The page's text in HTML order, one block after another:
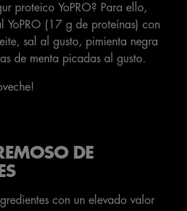
proteico YoPRO? Para ello,
YoPRO (17 g de proteínas) con
sal al gusto, pimienta negra
de menta picadas al gusto.
DE
con un elevado valor